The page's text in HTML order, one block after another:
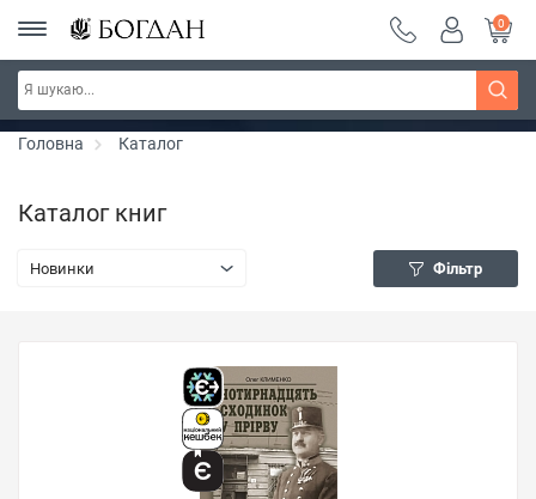
РОЗПРОДАЖ ~ 150 грн ~ 200 грн ~ 250 грн ~
300 грн ~ РОЗПРОДАЖ
Дізнатись більше
0
Головна Каталог
Каталог книг
Новинки Фільтр